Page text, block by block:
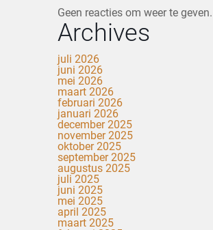
Geen reacties om weer te geven.
Archives
juli 2026
juni 2026
mei 2026
maart 2026
februari 2026
januari 2026
december 2025
november 2025
oktober 2025
september 2025
augustus 2025
juli 2025
juni 2025
mei 2025
april 2025
maart 2025